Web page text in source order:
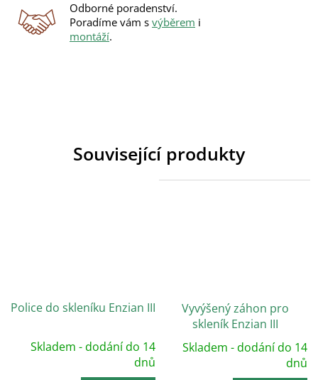
Odborné poradenství.
Poradíme vám s výběrem i
montáží.
Související produkty
Police do skleníku Enzian III
Skladem - dodání do 14
dnů
Vyvýšený záhon pro
skleník Enzian III
Skladem - dodání do 14
dnů